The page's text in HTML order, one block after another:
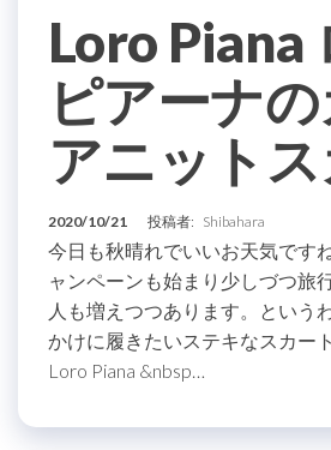
Loro Piana
ピアーナの
アニットス
2020/10/21 投稿者: Shibahara
今日も秋晴れでいいお天気です
ャンペーンも始まり少しづつ旅
人も増えつつあります。という
かけに履きたいステキなスカー
Loro Piana &nbsp…